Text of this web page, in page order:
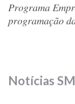
Programa
programação
Notícias